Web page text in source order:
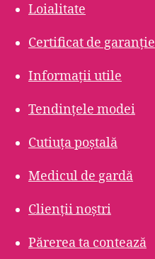
Loialitate
Certificat de garanție
Informații utile
Tendințele modei
Cutiuța poștală
Medicul de gardă
Clienții noștri
Părerea ta contează